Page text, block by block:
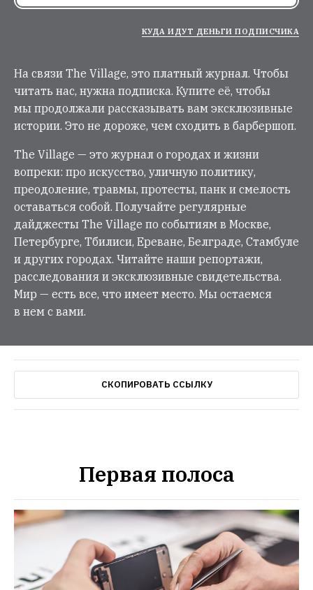
КУДА ИДУТ ДЕНЬГИ ПОДПИСЧИКА
На связи The Village, это платный журнал. Чтобы
читать нас, нужна подписка. Купите её, чтобы
мы продолжали рассказывать вам эксклюзивные
истории. Это не дороже, чем сходить в барбершоп.
The Village — это журнал о городах и жизни
вопреки: про искусство, уличную политику,
преодоление, травмы, протесты, панк и смелость
оставаться собой. Получайте регулярные
дайджесты The Village по событиям в Москве,
Петербурге, Тбилиси, Ереване, Белграде, Стамбуле
и других городах. Читайте наши репортажи,
расследования и эксклюзивные свидетельства.
Мир — есть все, что имеет место. Мы остаемся
в нем с вами.
СКОПИРОВАТЬ ССЫЛКУ
Первая полоса